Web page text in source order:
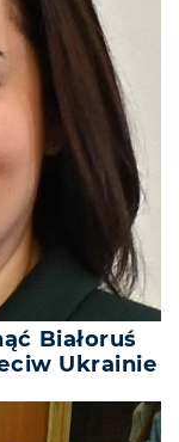
Białoruś
Ukrainie